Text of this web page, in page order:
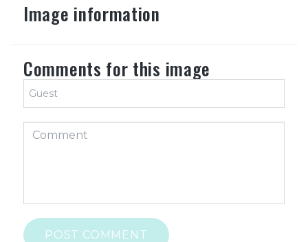
Image information
Comments for this image
POST COMMENT